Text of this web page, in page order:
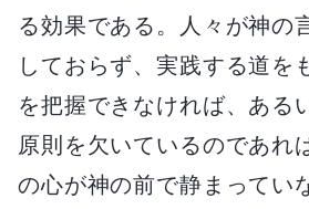
る効果である。人々が神の
しておらず、実践する道を
を把握できなければ、ある
原則を欠いているのであれ
の心が神の前で静まってい